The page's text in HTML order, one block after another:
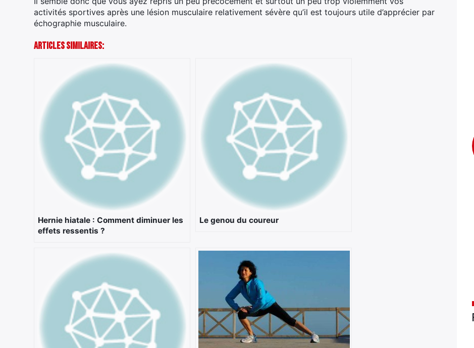
activités sportives après une lésion musculaire relativement sévère qu’il est toujours utile d’apprécier par
échographie musculaire.
Articles Similaires:
Hernie hiatale : Comment diminuer les
effets ressentis ?
Le genou du coureur